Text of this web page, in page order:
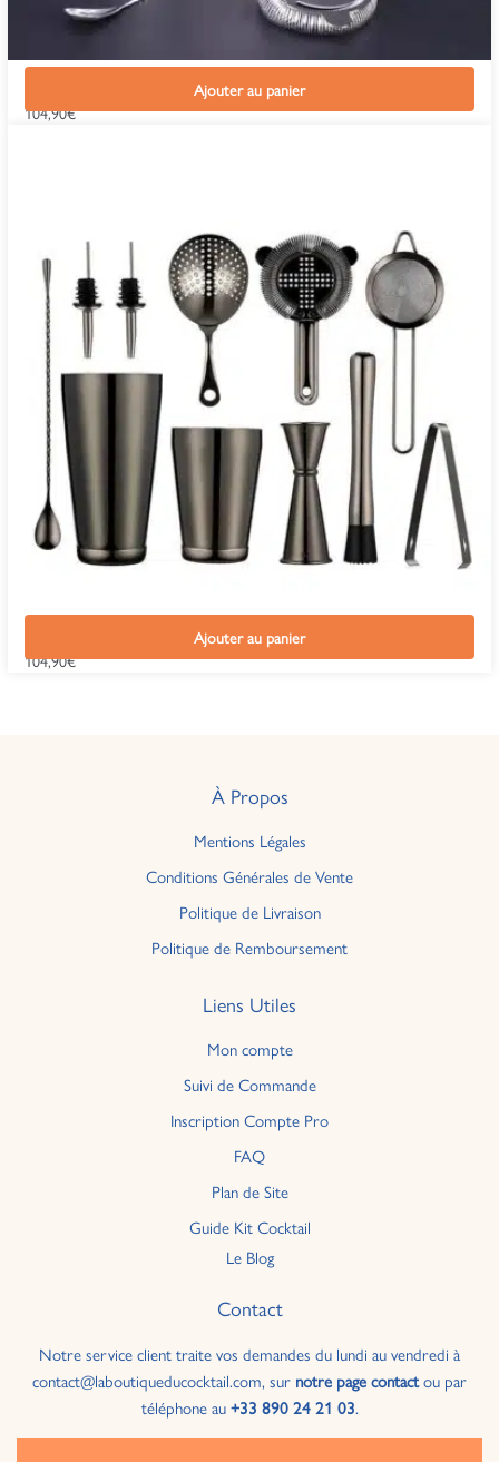
Kit Cocktail Tête de Mort
104,90€
Ajouter au panier
Kit Cocktail Shaker Boston Noir
104,90€
Ajouter au panier
À Propos
Mentions Légales
Conditions Générales de Vente
Politique de Livraison
Politique de Remboursement
Liens Utiles
Mon compte
Suivi de Commande
Inscription Compte Pro
FAQ
Plan de Site
Guide Kit Cocktail
Le Blog
Contact
Notre service client traite vos demandes du lundi au vendredi à
contact@laboutiqueducocktail.com, sur notre page contactou par
téléphone au+33 890 24 21 03.